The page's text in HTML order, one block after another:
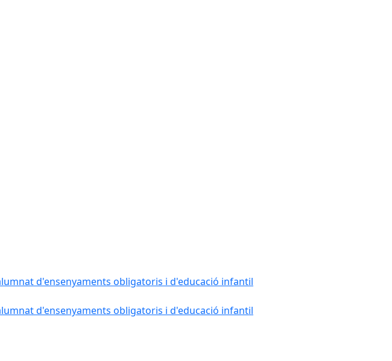
d'ensenyaments obligatoris i d'educació infantil
d'ensenyaments obligatoris i d'educació infantil